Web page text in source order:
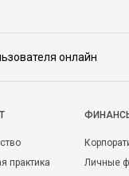
онлайн
практика
Личные